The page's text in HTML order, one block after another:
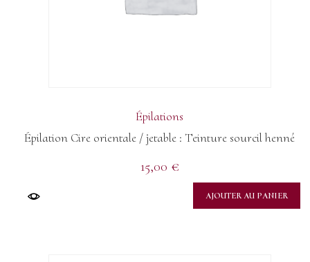
Épilations
Épilation Cire orientale / jetable : Teinture sourcil henné
15,00 €
AJOUTER AU PANIER